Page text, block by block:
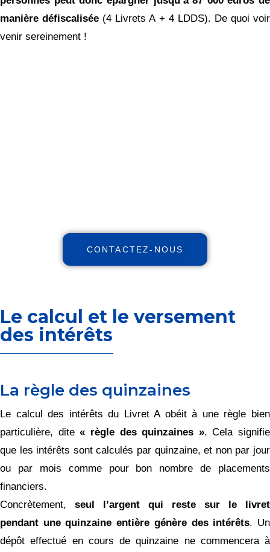
manière défiscalisée (4 Livrets A + 4 LDDS). De quoi voir
venir sereinement !
CONTACTEZ-NOUS
Le calcul et le versement
des intérêts
La règle des quinzaines
Le calcul des intérêts du Livret A obéit à une règle bien
particulière, dite« règle des quinzaines ». Cela signifie
que les intérêts sont calculés par quinzaine, et non par jour
ou par mois comme pour bon nombre de placements
financiers.
Concrètement, seul l’argent qui reste sur le livret
pendant une quinzaine entière génère des intérêts. Un
dépôt effectué en cours de quinzaine ne commencera à